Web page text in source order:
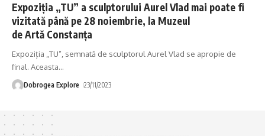
Expoziția „TU” a sculptorului Aurel Vlad mai poate fi
vizitată până pe 28 noiembrie, la Muzeul
de Artă Constanța
Expoziția „TU”, semnată de sculptorul Aurel Vlad se apropie de
final. Aceasta…
Dobrogea Explore 23/11/2023